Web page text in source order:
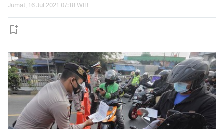
Jumat, 16 Jul 2021 07:18 WIB